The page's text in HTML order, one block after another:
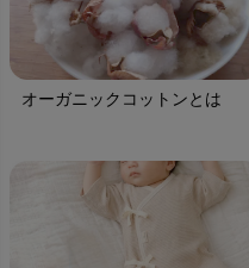
オーガニックコットンとは